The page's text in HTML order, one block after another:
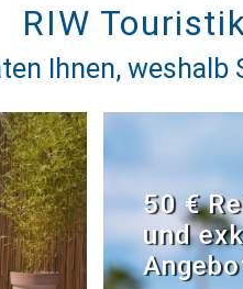
RIW
Ihnen, weshalb
50 €
und